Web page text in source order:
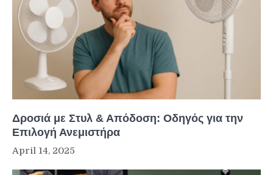
Δροσιά με Στυλ & Απόδοση: Οδηγός για την
Επιλογή Ανεμιστήρα
April 14, 2025